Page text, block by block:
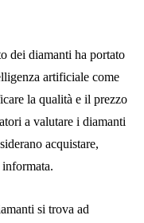
dei diamanti ha portato
artificiale come
la qualità e il prezzo
a valutare i diamanti
acquistare,
si trova ad